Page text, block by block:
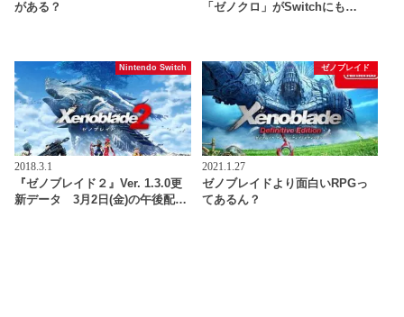
がある？
「ゼノクロ」がSwitchにも…
Nintendo Switch
2018.3.1
『ゼノブレイド２』Ver. 1.3.0更
新データ 3月2日(金)の午後配…
ゼノブレイド
2021.1.27
ゼノブレイドより面白いRPGっ
てあるん？